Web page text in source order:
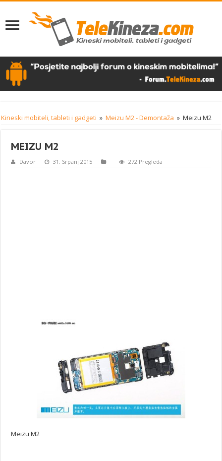
Kineski mobiteli, tableti i gadgeti » Meizu M2 - Demontaža » Meizu M2
MEIZU M2
Davor 31. Srpanj 2015 272 Pregleda
Meizu M2